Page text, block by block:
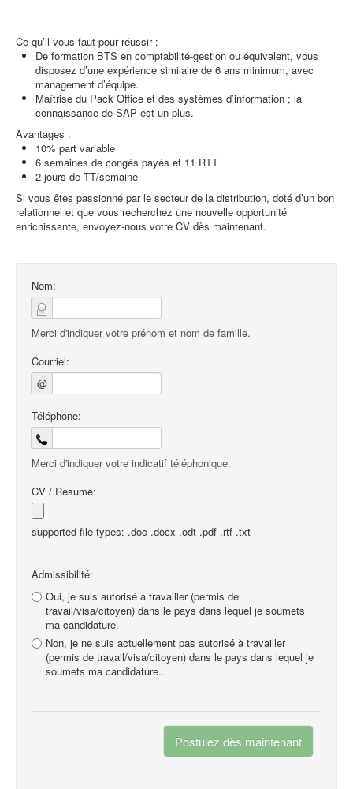
Ce qu’il vous faut pour réussir :
De formation BTS en comptabilité-gestion ou équivalent, vous
disposez d’une expérience similaire de 6 ans minimum, avec
management d’équipe.
Maîtrise du Pack Office et des systèmes d’information ; la
connaissance de SAP est un plus.
Avantages :
10% part variable
6 semaines de congés payés et 11 RTT
2 jours de TT/semaine
Si vous êtes passionné par le secteur de la distribution, doté d’un bon
relationnel et que vous recherchez une nouvelle opportunité
enrichissante, envoyez-nous votre CV dès maintenant.
Nom:
Merci d'indiquer votre prénom et nom de famille.
Courriel:
@
Téléphone:
Merci d'indiquer votre indicatif téléphonique.
CV / Resume:
supported file types: .doc .docx .odt .pdf .rtf .txt
Admissibilité:
Oui, je suis autorisé à travailler (permis de
travail/visa/citoyen) dans le pays dans lequel je soumets
ma candidature.
Non, je ne suis actuellement pas autorisé à travailler
(permis de travail/visa/citoyen) dans le pays dans lequel je
soumets ma candidature..